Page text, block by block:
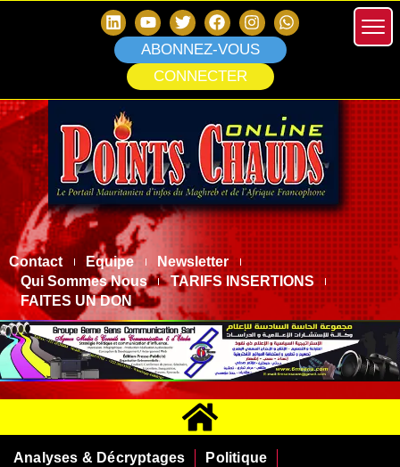
ABONNEZ-VOUS
CONNECTER
Contact Equipe
Newsletter
Qui Sommes Nous
TARIFS INSERTIONS
FAITES UN DON
Analyses & Décryptages
Politique